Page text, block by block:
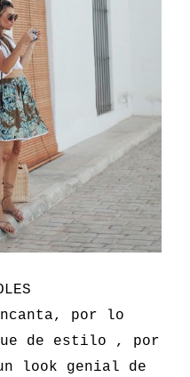
por lo
de estilo , por
look genial de